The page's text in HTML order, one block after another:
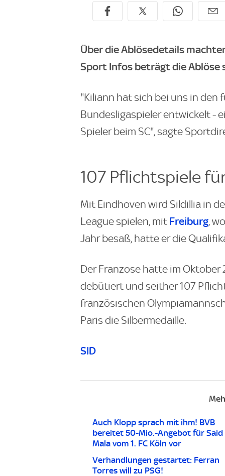
Über die Ablösedetails
Sport Infos beträgt die Ablöse
"Kiliann hat sich bei uns in den
Bundesligaspieler entwickelt -
Spieler beim SC", sagte
107 Pflichtspiele
Mit Eindhoven wird Sildillia in
League spielen, mit Freiburg,
Jahr besaß, hatte er die
Der Franzose hatte im Oktober
debütiert und seither 107
französischen
Paris die Silbermedaille.
SID
Auch Klopp sprach mit ihm! BVB
bereitet 50-Mio.-Angebot für Said
Mala vom 1. FC Köln vor
Verhandlungen gestartet: Ferran
Torres will zu PSG!